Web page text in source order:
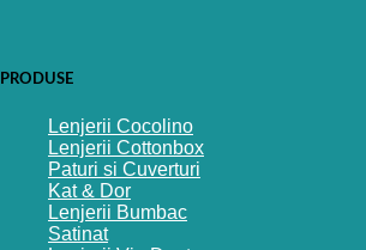
PRODUSE
Lenjerii Cocolino
Lenjerii Cottonbox
Paturi si Cuverturi
Kat & Dor
Lenjerii Bumbac
Satinat